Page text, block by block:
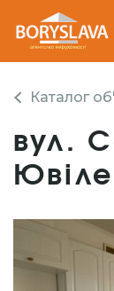
Каталог
вул.